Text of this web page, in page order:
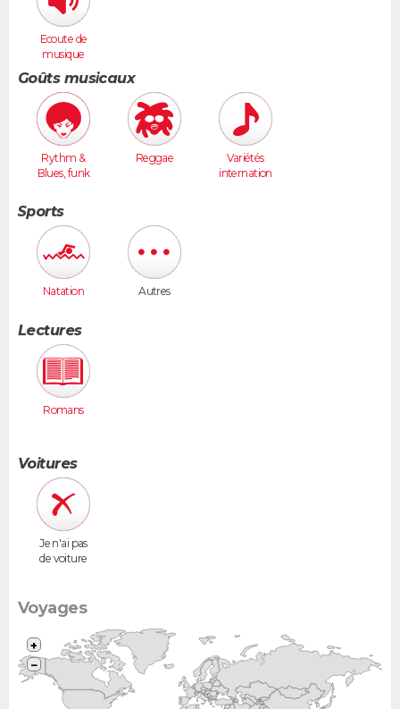
Ecoute de
musique
Goûts musicaux
Rythm &
Blues, funk
Reggae
Variétés
internation
Sports
Natation Autres
Lectures
Romans
Voitures
Je n'ai pas
de voiture
Voyages
+
−